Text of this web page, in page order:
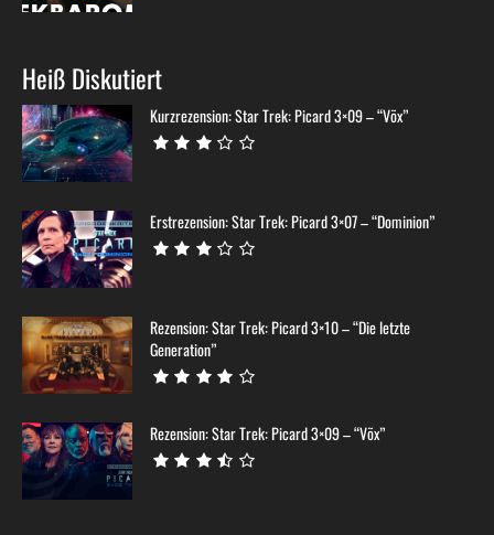
Heiß Diskutiert
Kurzrezension: Star Trek: Picard 3×09 – “Võx”
Erstrezension: Star Trek: Picard 3×07 – “Dominion”
Rezension: Star Trek: Picard 3×10 – “Die letzte
Generation”
Rezension: Star Trek: Picard 3×09 – “Võx”